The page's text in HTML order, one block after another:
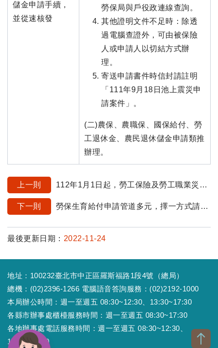
儲金申請手續，
並從速核發
勞保局與戶役政連線查詢。
其他證明文件不足時：除透
過電腦查證外，可由被保險
人或申請人以切結方式辦
理。
寄送申請書件時信封請註明
「111年9月18日池上震災申
請案件」。
(二)農保、農職保、國保給付、勞
工退休金、農民退休儲金申請類推
辦理。
上一則 112年1月1日起，勞工保險及勞工職業災害保險之分級表第1級修正為26,400元，「投保薪資分級表」及「保險費分攤金額表」已更新，歡迎下載使用。
下一則 勞保生育給付申請管道多元，擇一方式請領省時又便利
最後更新日期： 2022-11-24
地址：100232臺北市中正區羅斯福路1段4號（總局）
總機：(02)2396-1266 電腦語音答詢服務：(02)2192-1000
本局辦公時間：週一至週五 08:30~12:30、13:30~17:30
各縣市辦事處櫃檯服務時間：週一至週五 08:30~17:30
各地辦事處電話服務時間：週一至週五 08:30~12:30、
13:30~17:30